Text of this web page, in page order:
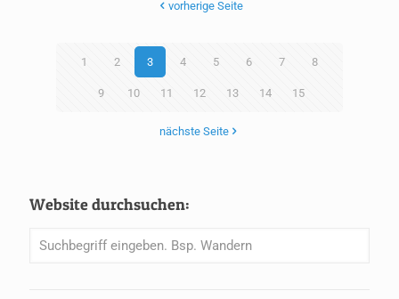
vorherige Seite
1 2 3 4 5 6 7 8
9 10 11 12 13 14 15
nächste Seite
Website durchsuchen: